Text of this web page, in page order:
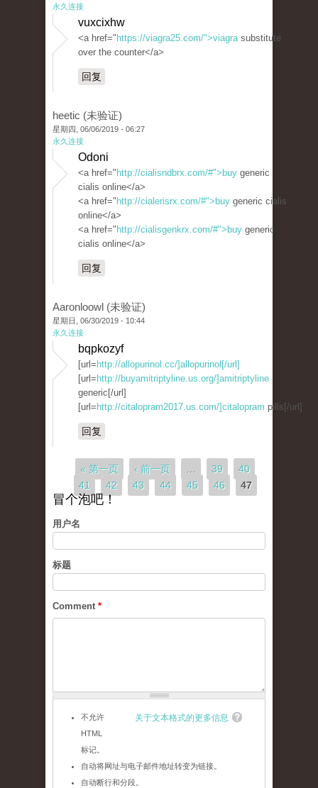
永久连接
vuxcixhw
<a href=" https://viagra25.com/">viagrasubstitute
over the counter</a>
回复
heetic (未验证)
星期四, 06/06/2019 - 06:27
永久连接
Odoni
<a href=" http://cialisndbrx.com/#">buy generic
cialis online</a>
<a href=" http://cialerisrx.com/#">buy generic cialis
online</a>
<a href=" http://cialisgenkrx.com/#">buy generic
cialis online</a>
回复
Aaronloowl (未验证)
星期日, 06/30/2019 - 10:44
永久连接
bqpkozyf
[url= http://allopurinol.cc/]allopurinol[/url]
[url= http://buyamitriptyline.us.org/]amitriptyline
generic[/url]
[url= http://citalopram2017.us.com/]citalopram pills[/url]
回复
« 第一页 ‹ 前一页 39
40
41
42 43 44 45 46 47
冒个泡吧！
用户名
标题
Comment *
关于文本格式的更多信息
不允许
HTML
标记。
自动将网址与电子邮件地址转变为链接。
自动断行和分段。